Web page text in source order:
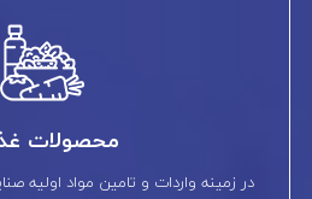
محصولات
در زمینه واردات و تامین مواد اولیه